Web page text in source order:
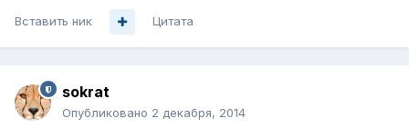
Вставить ник Цитата
sokrat
Опубликовано 2 декабря, 2014